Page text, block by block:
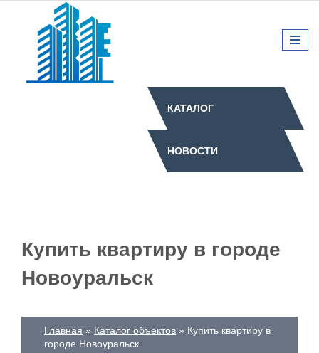
КАТАЛОГ
НОВОСТИ
Купить квартиру в городе
Новоуральск
Главная Каталог объектов
Купить квартиру в
городе Новоуральск